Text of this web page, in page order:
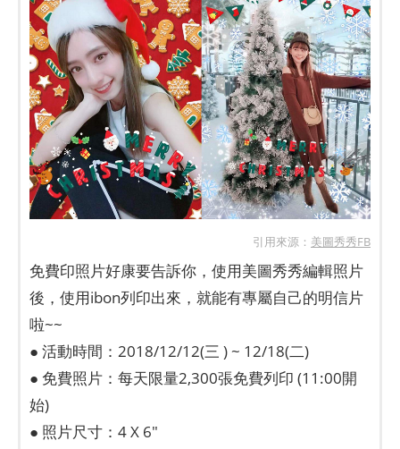
引用來源： 美圖秀秀FB
免費印照片好康要告訴你，使用美圖秀秀編輯照片
後，使用ibon列印出來，就能有專屬自己的明信片
啦~~
● 活動時間：2018/12/12(三 ) ~ 12/18(二)
● 免費照片：每天限量2,300張免費列印 (11:00開
始)
● 照片尺寸：4 X 6"